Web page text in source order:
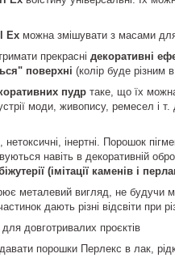
Ex можна змішувати з масами для
прекрасні декоративні
поверхні (колір буде різним
пудр таке, що їх
моди, живопису, ремесел і
нетоксичні, інертні. Порошок
навіть в декоративній
(імітації каменів і
металевий вигляд, не будучи
дають різні відсвіти при
для довготривалих проєктів
порошки Перлекс в лак,